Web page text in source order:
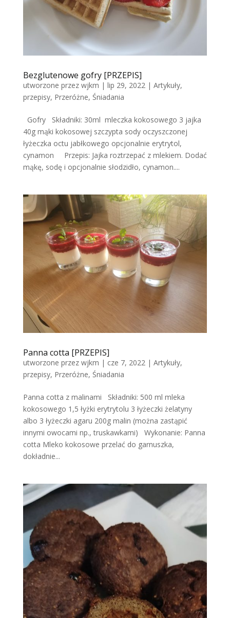
Bezglutenowe gofry [PRZEPIS]
utworzone przez wjkm | lip 29, 2022| Artykuły,
przepisy, Przeróżne, Śniadania
Gofry Składniki: 30ml mleczka kokosowego 3 jajka
40g mąki kokosowej szczypta sody oczyszczonej
łyżeczka octu jabłkowego opcjonalnie erytrytol,
cynamon Przepis: Jajka roztrzepać z mlekiem. Dodać
mąkę, sodę i opcjonalnie słodzidło, cynamon....
Panna cotta [PRZEPIS]
utworzone przez wjkm | cze 7, 2022| Artykuły,
przepisy, Przeróżne, Śniadania
Panna cotta z malinami Składniki: 500 ml mleka
kokosowego 1,5 łyżki erytrytolu 3 łyżeczki żelatyny
albo 3 łyżeczki agaru 200g malin (można zastąpić
innymi owocami np., truskawkami) Wykonanie: Panna
cotta Mleko kokosowe przelać do garnuszka,
dokładnie...